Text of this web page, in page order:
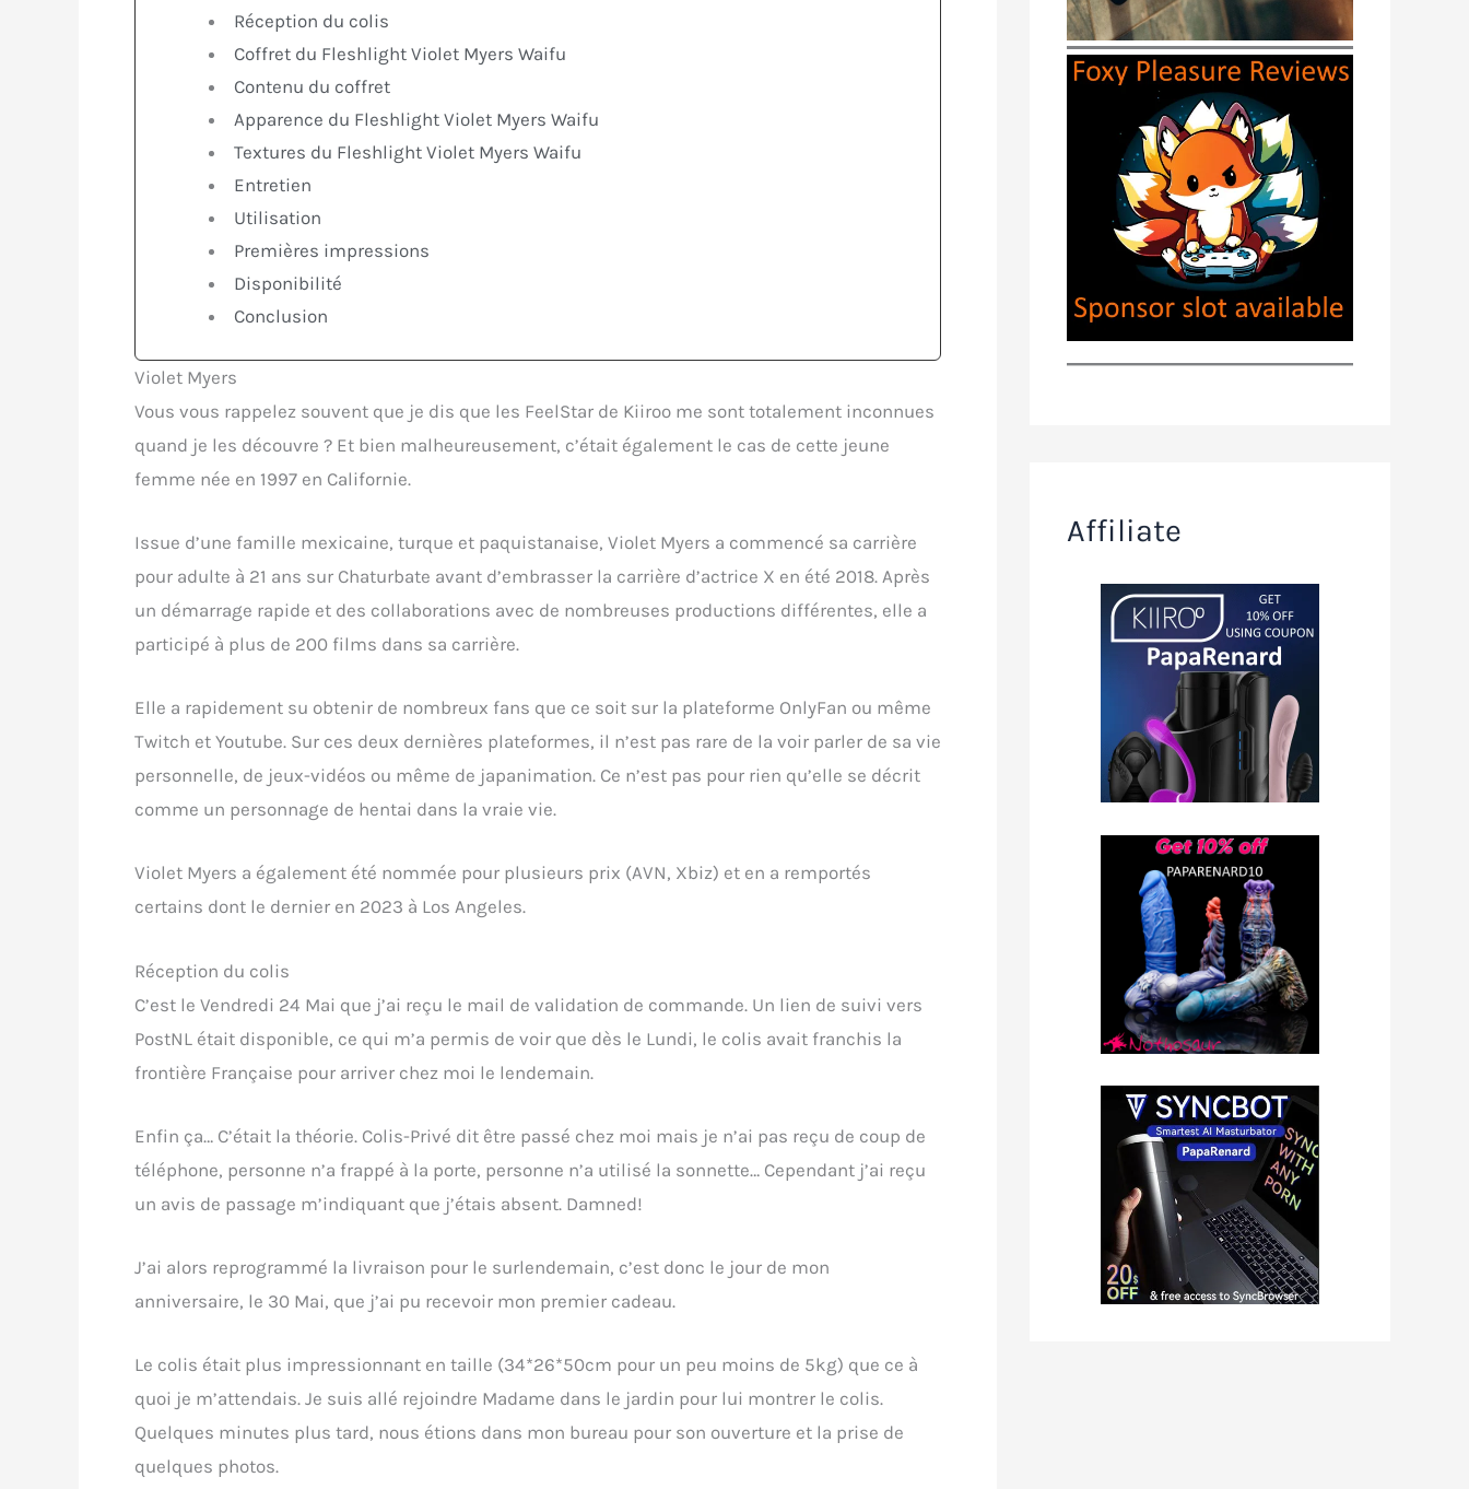
Réception du colis
Coffret du Fleshlight Violet Myers Waifu
Contenu du coffret
Apparence du Fleshlight Violet Myers Waifu
Textures du Fleshlight Violet Myers Waifu
Entretien
Utilisation
Premières impressions
Disponibilité
Conclusion
Violet Myers
Vous vous rappelez souvent que je dis que les FeelStar de Kiiroo me sont totalement inconnues
quand je les découvre ? Et bien malheureusement, c’était également le cas de cette jeune
femme née en 1997 en Californie.
Issue d’une famille mexicaine, turque et paquistanaise, Violet Myers a commencé sa carrière
pour adulte à 21 ans sur Chaturbate avant d’embrasser la carrière d’actrice X en été 2018. Après
un démarrage rapide et des collaborations avec de nombreuses productions différentes, elle a
participé à plus de 200 films dans sa carrière.
Elle a rapidement su obtenir de nombreux fans que ce soit sur la plateforme OnlyFan ou même
Twitch et Youtube. Sur ces deux dernières plateformes, il n’est pas rare de la voir parler de sa vie
personnelle, de jeux-vidéos ou même de japanimation. Ce n’est pas pour rien qu’elle se décrit
comme un personnage de hentai dans la vraie vie.
Violet Myers a également été nommée pour plusieurs prix (AVN, Xbiz) et en a remportés
certains dont le dernier en 2023 à Los Angeles.
Réception du colis
C’est le Vendredi 24 Mai que j’ai reçu le mail de validation de commande. Un lien de suivi vers
PostNL était disponible, ce qui m’a permis de voir que dès le Lundi, le colis avait franchis la
frontière Française pour arriver chez moi le lendemain.
Enfin ça… C’était la théorie. Colis-Privé dit être passé chez moi mais je n’ai pas reçu de coup de
téléphone, personne n’a frappé à la porte, personne n’a utilisé la sonnette… Cependant j’ai reçu
un avis de passage m’indiquant que j’étais absent. Damned!
J’ai alors reprogrammé la livraison pour le surlendemain, c’est donc le jour de mon
anniversaire, le 30 Mai, que j’ai pu recevoir mon premier cadeau.
Le colis était plus impressionnant en taille (34*26*50cm pour un peu moins de 5kg) que ce à
quoi je m’attendais. Je suis allé rejoindre Madame dans le jardin pour lui montrer le colis.
Quelques minutes plus tard, nous étions dans mon bureau pour son ouverture et la prise de
quelques photos.
Affiliate